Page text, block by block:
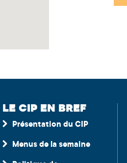
LE CIP EN BREF
Présentation du CIP
Menus de la semaine